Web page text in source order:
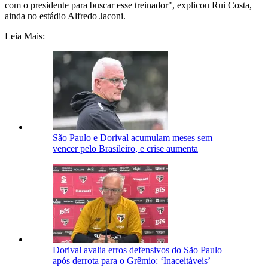
com o presidente para buscar esse treinador", explicou Rui Costa,
ainda no estádio Alfredo Jaconi.
Leia Mais:
São Paulo e Dorival acumulam meses sem
vencer pelo Brasileiro, e crise aumenta
Dorival avalia erros defensivos do São Paulo
após derrota para o Grêmio: ‘Inaceitáveis’